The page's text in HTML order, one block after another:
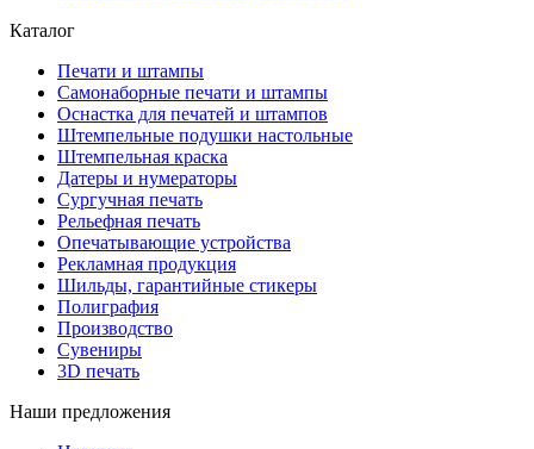
Каталог
Печати и штампы
Самонаборные печати и штампы
Оснастка для печатей и штампов
Штемпельные подушки настольные
Штемпельная краска
Датеры и нумераторы
Сургучная печать
Рельефная печать
Опечатывающие устройства
Рекламная продукция
Шильды, гарантийные стикеры
Полиграфия
Производство
Сувениры
3D печать
Наши предложения